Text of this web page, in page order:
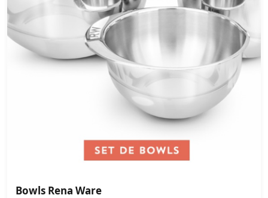
Bowls Rena Ware